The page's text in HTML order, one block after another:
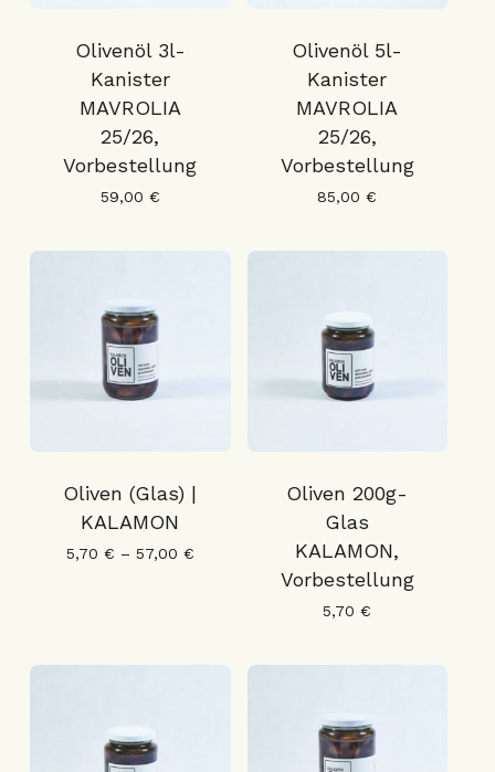
Olivenöl 3l-
Kanister
MAVROLIA
25/26,
Vorbestellung
59,00 €
Olivenöl 5l-
Kanister
MAVROLIA
25/26,
Vorbestellung
85,00€
Oliven (Glas) |
KALAMON
5,70 € – 57,00 €
Oliven 200g-
Glas
KALAMON,
Vorbestellung
5,70€